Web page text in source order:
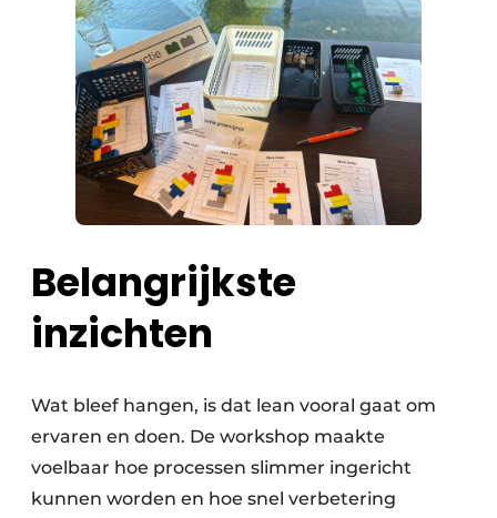
Belangrijkste
inzichten
Wat bleef hangen, is dat lean vooral gaat om
ervaren en doen. De workshop maakte
voelbaar hoe processen slimmer ingericht
kunnen worden en hoe snel verbetering